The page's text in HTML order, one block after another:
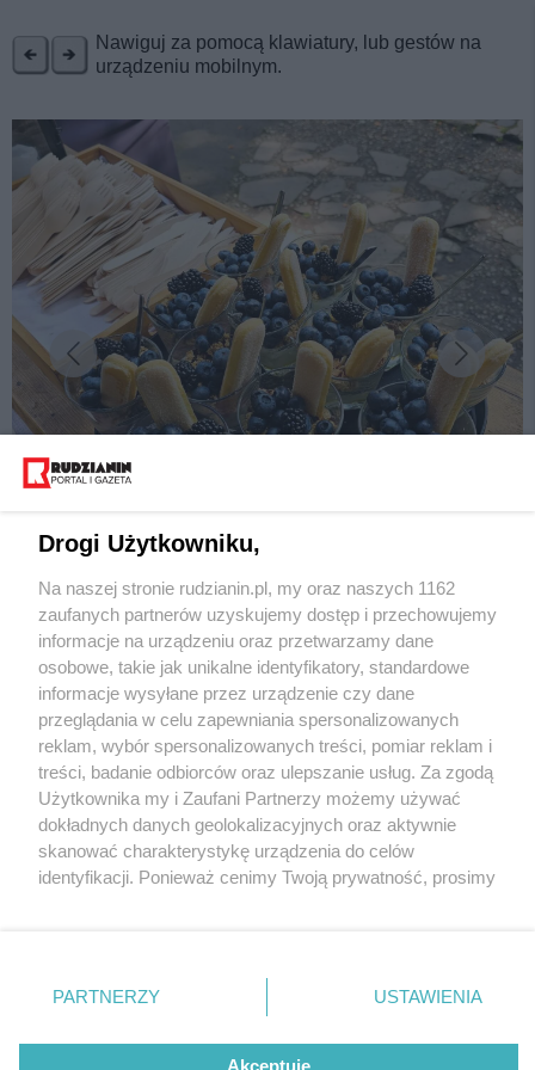
Nawiguj za pomocą klawiatury, lub gestów na
urządzeniu mobilnym.
fot:
Trzeci Ogród Śniadaniowy w Rudzie Śląskiej.
Śląski Teatr Impresaryjny i Pub Druid zapraszają
3 / 5
Ogrod sniadaniowy2
Wydawca mediów
Nie zapomnij
zapoznać się z:
polityką prywatności regulamin korzystania z portali
Twojemiasto
Piekary Śląskie
Chorzów
Tarnowskie Góry
Gliwice
Skontakuj sięz nami
Kontakt
Wydawca
Redakcja
Drogi Użytkowniku,
Na naszej stronie rudzianin.pl, my oraz naszych 1162
zaufanych partnerów uzyskujemy dostęp i przechowujemy
informacje na urządzeniu oraz przetwarzamy dane
osobowe, takie jak unikalne identyfikatory, standardowe
informacje wysyłane przez urządzenie czy dane
przeglądania w celu zapewniania spersonalizowanych
reklam, wybór spersonalizowanych treści, pomiar reklam i
treści, badanie odbiorców oraz ulepszanie usług. Za zgodą
Użytkownika my i Zaufani Partnerzy możemy używać
dokładnych danych geolokalizacyjnych oraz aktywnie
skanować charakterystykę urządzenia do celów
identyfikacji. Ponieważ cenimy Twoją prywatność, prosimy
prywatności znajdujący się w lewym dolnym rogu strony
. Niektóre rodzaje przetwarzania danych nie wymagają
zgody użytkownika, ale masz prawo sprzeciwić się
takiemu przetwarzaniu. Preferencje będą miały
PARTNERZY USTAWIENIA
Akceptuję